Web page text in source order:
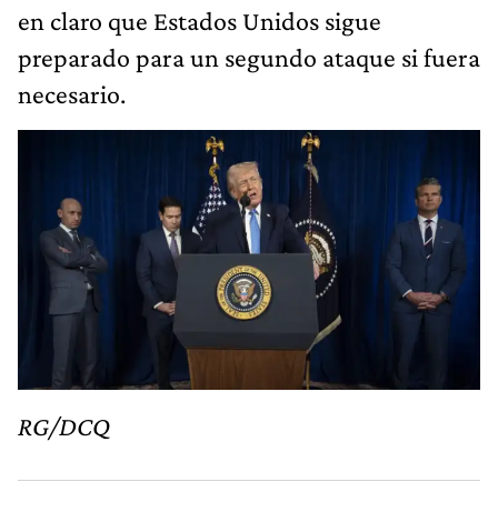
en claro que Estados Unidos sigue
preparado para un segundo ataque si fuera
necesario.
RG/DCQ